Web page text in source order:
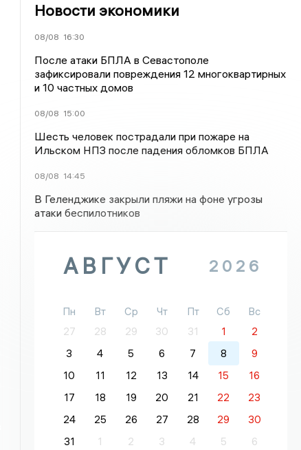
Новости экономики
08/08 16:30
После атаки БПЛА в Севастополе
зафиксировали повреждения 12 многоквартирных
и 10 частных домов
08/08 15:00
Шесть человек пострадали при пожаре на
Ильском НПЗ после падения обломков БПЛА
08/08 14:45
В Геленджике закрыли пляжи на фоне угрозы
атаки беспилотников
АВГУСТ 2026
Пн Вт Ср Чт Пт Сб
Вс
27
28 29 30 31 1
2
3
4 5 6 7 8
9
10
11 12 13 14 15
16
17
18 19 20 21 22
23
24
25 26 27 28 29
30
31
1 2 3 4 5 6